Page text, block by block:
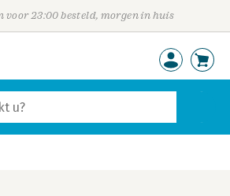
voor 23:00 besteld, morgen in huis